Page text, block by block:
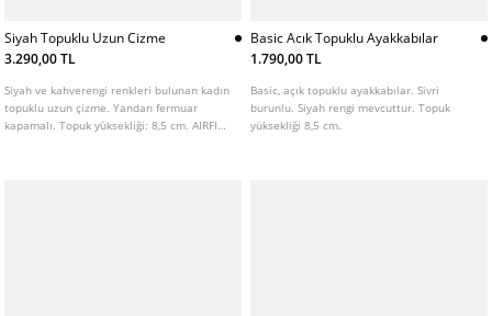
Siyah Topuklu Uzun Cizme
3.290,00 TL
Siyah ve kahverengi renkleri bulunan kadın
topuklu uzun çizme. Yandan fermuar
kapamalı. Topuk yüksekliği: 8,5 cm. AIRFIT
Basic Acık Topuklu Ayakkabılar
1.790,00 TL
Basic, açık topuklu ayakkabılar. Sivri
burunlu. Siyah rengi mevcuttur. Topuk
yüksekliği 8,5 cm.